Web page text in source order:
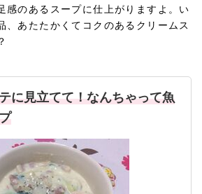
感のあるスープに仕上がりますよ。い
、あたたかくてコクのあるクリームス
に見立てて！なんちゃって魚